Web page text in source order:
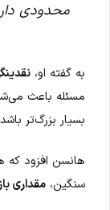
محدودی
به گفته او، نقدینگی
مسئله باعث
بسیار بزرگ‌تر
هانسن افزود که
سنگین، مقداری